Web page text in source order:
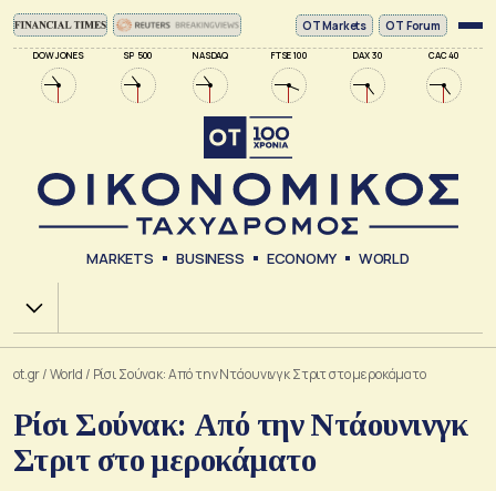
DOW JONES SP 500 NASDAQ FTSE 100 DAX 30 CAC 40
ΟΤ Markets OT Forum
MARKETS BUSINESS ECONOMY WORLD
Χ.Α.
ot.gr/World / Ρίσι Σούνακ: Από την Ντάουνινγκ Στριτ στο μεροκάματο
Ρίσι Σούνακ: Από την Ντάουνινγκ
Στριτ στο μεροκάματο